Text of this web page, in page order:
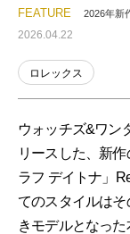
FEATURE 2026年新
2026.04.22
ロレックス
ウォッチズ&ワン
リースした、新
ラフ デイトナ」
てのスタイルは
きモデルとなった